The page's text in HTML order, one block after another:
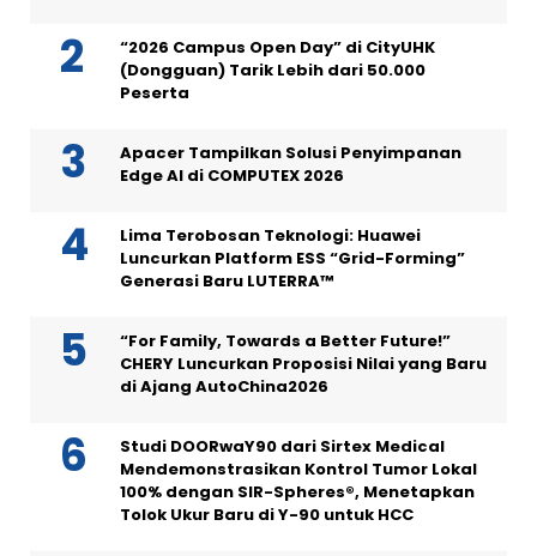
“2026 Campus Open Day” di CityUHK
(Dongguan) Tarik Lebih dari 50.000
Peserta
Apacer Tampilkan Solusi Penyimpanan
Edge AI di COMPUTEX 2026
Lima Terobosan Teknologi: Huawei
Luncurkan Platform ESS “Grid-Forming”
Generasi Baru LUTERRA™
“For Family, Towards a Better Future!”
CHERY Luncurkan Proposisi Nilai yang Baru
di Ajang AutoChina2026
Studi DOORwaY90 dari Sirtex Medical
Mendemonstrasikan Kontrol Tumor Lokal
100% dengan SIR-Spheres®, Menetapkan
Tolok Ukur Baru di Y-90 untuk HCC